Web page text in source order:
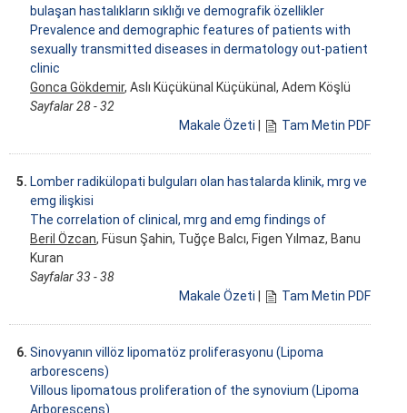
bulaşan hastalıkların sıklığı ve demografik özellikler
Prevalence and demographic features of patients with
sexually transmitted diseases in dermatology out-patient
clinic
Gonca Gökdemir, Aslı Küçükünal Küçükünal, Adem Köşlü
Sayfalar 28 - 32
Makale Özeti
Tam Metin PDF
5. Lomber radikülopati bulguları olan hastalarda klinik, mrg ve
emg ilişkisi
The correlation of clinical, mrg and emg findings of
Beril Özcan, Füsun Şahin, Tuğçe Balcı, Figen Yılmaz, Banu
Kuran
Sayfalar 33 - 38
Makale Özeti
Tam Metin PDF
6. Sinovyanın villöz lipomatöz proliferasyonu (Lipoma
arborescens)
Villous lipomatous proliferation of the synovium (Lipoma
Arborescens)